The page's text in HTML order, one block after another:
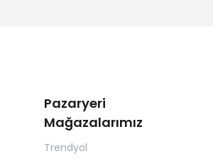
Pazaryeri
Mağazalarımız
Trendyol